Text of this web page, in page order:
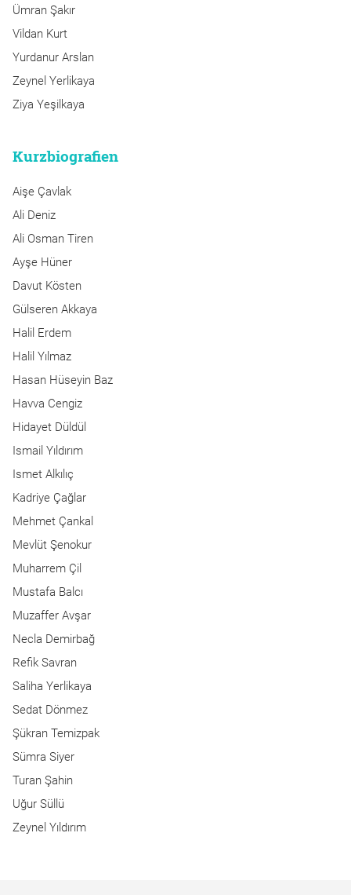
Ümran Şakır
Vildan Kurt
Yurdanur Arslan
Zeynel Yerlikaya
Ziya Yeşilkaya
Kurzbiografien
Aişe Çavlak
Ali Deniz
Ali Osman Tiren
Ayşe Hüner
Davut Kösten
Gülseren Akkaya
Halil Erdem
Halil Yılmaz
Hasan Hüseyin Baz
Havva Cengiz
Hidayet Düldül
Ismail Yıldırım
Ismet Alkılıç
Kadriye Çağlar
Mehmet Çankal
Mevlüt Şenokur
Muharrem Çil
Mustafa Balcı
Muzaffer Avşar
Necla Demirbağ
Refik Savran
Saliha Yerlikaya
Sedat Dönmez
Şükran Temizpak
Sümra Siyer
Turan Şahin
Uğur Süllü
Zeynel Yıldırım